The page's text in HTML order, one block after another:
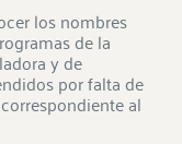
los nombres
de la
y de
por falta de
al